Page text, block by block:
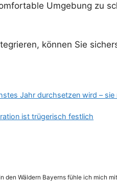
Umgebung zu
können Sie
Jahr durchsetzen wird –
ist trügerisch festlich
Wäldern Bayerns fühle ich mich